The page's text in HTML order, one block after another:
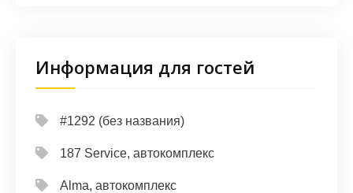
Информация для гостей
#1292 (без названия)
187 Service, автокомплекс
Alma, автокомплекс